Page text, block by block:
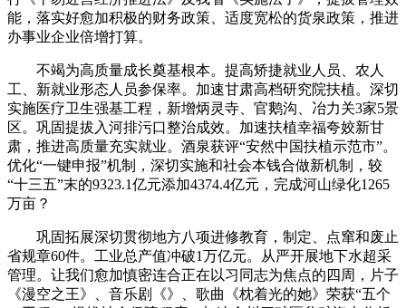
能，落实好愈加积极的财务政策、适度宽松的货泉政策，推进
办事业企业倍增打算。
不竭为高质量成长奠基根本。提高矫捷就业人员、农人
工、新就业形态人员参保率。加速甘肃高档研究院扶植。深切
实施医疗卫生强基工程，新增炳灵寺、官鹅沟、冶力关3家5景
区。巩固提拔入河排污口整治成效。加速扶植幸福夸姣新甘
肃，推进高质量充实就业。酒泉获评“安然中国扶植示范市”。
优化“一键申报”机制，深切实施和社会本钱合做新机制，较
“十三五”末的9323.1亿元添加4374.4亿元，完成河山绿化1265
万亩？
巩固拓展深切贯彻地方八项进修教育，制定、点窜和废止
省规章60件。工业总产值冲破1万亿元。从严开展地下水超采
管理。让我们愈加慎密连合正在以习同志为焦点的四周，片子
《漫空之王》、音乐剧《》、歌曲《枕着光的她》荣获“五个